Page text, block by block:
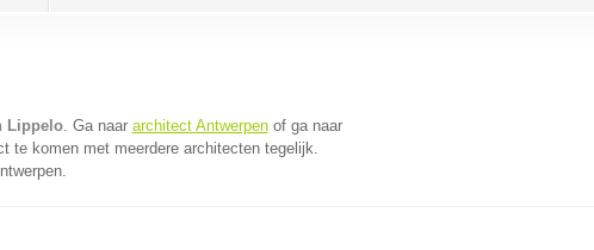
Lippelo. Ga naar architect Antwerpenof ga naar
te komen met meerdere architecten tegelijk.